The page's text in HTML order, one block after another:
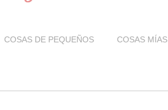
COSAS DE PEQUEÑOS COSAS MÍAS